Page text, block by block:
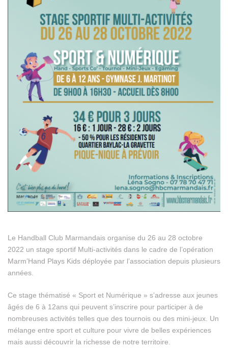
Le Handball Club Marmandais organise du 26 au 28 octobre
2022 un stage sportif Multi-activités dans le cadre de l’opération
Marm’Hand Plays Kids déployée par l’association depuis plusieurs
années.
Ce stage thématisé « Sport et Numérique » s’adresse aux jeunes
âgés de 6 à 12ans qui peuvent s’inscrire pour participer à de
nombreuses activités telles que des tournois ou des mini-jeux. Un
mélange entre sport et culture pour vivre de belles expériences
mais aussi découvrir la richesse de notre territoire.